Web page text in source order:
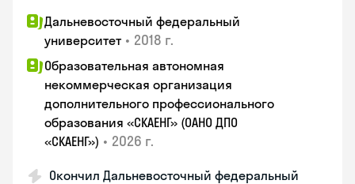
Дальневосточный федеральный
университет • 2018 г.
Образовательная автономная
некоммерческая организация
дополнительного профессионального
образования «СКАЕНГ» (ОАНО ДПО
«СКАЕНГ») • 2026 г.
Окончил Дальневосточный федеральный